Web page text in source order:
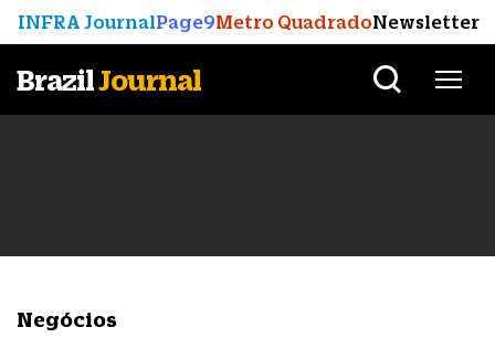
INFRA JournalPage9Metro QuadradoNewsletter
BrazilJournal
Negócios